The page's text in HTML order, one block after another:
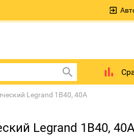
Legrand 1B40, 40A
Legrand 1B40,